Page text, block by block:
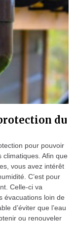
du
pour pouvoir
Afin que
vous avez intérêt
C’est pour
Celle-ci va
évacuations loin de
d’éviter que l’eau
ou renouveler